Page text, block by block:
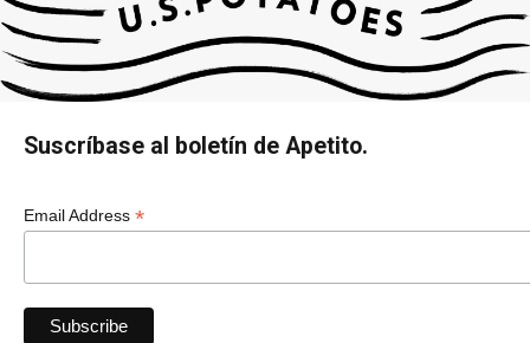
Suscríbase al boletín de Apetito.
Email Address *